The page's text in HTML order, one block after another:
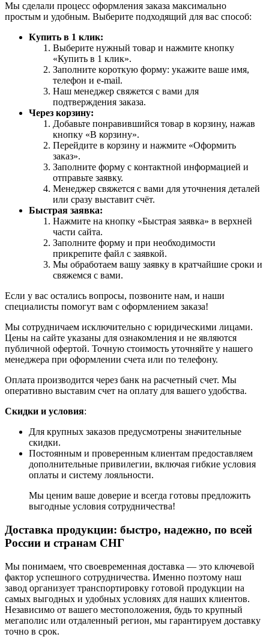
Мы сделали процесс оформления заказа максимально
простым и удобным. Выберите подходящий для вас способ:
Купить в 1 клик:
Выберите нужный товар и нажмите кнопку
«Купить в 1 клик».
Заполните короткую форму: укажите ваше имя,
телефон и e-mail.
Наш менеджер свяжется с вами для
подтверждения заказа.
Через корзину:
Добавьте понравившийся товар в корзину, нажав
кнопку «В корзину».
Перейдите в корзину и нажмите «Оформить
заказ».
Заполните форму с контактной информацией и
отправьте заявку.
Менеджер свяжется с вами для уточнения деталей
или сразу выставит счёт.
Быстрая заявка:
Нажмите на кнопку «Быстрая заявка» в верхней
части сайта.
Заполните форму и при необходимости
прикрепите файл с заявкой.
Мы обработаем вашу заявку в кратчайшие сроки и
свяжемся с вами.
Если у вас остались вопросы, позвоните нам, и наши
специалисты помогут вам с оформлением заказа!
Мы сотрудничаем исключительно с юридическими лицами.
Цены на сайте указаны для ознакомления и не являются
публичной офертой. Точную стоимость уточняйте у нашего
менеджера при оформлении счета или по телефону.
Оплата производится через банк на расчетный счет. Мы
оперативно выставим счет на оплату для вашего удобства.
Скидки и условия:
Для крупных заказов предусмотрены значительные
скидки.
Постоянным и проверенным клиентам предоставляем
дополнительные привилегии, включая гибкие условия
оплаты и систему лояльности.
Мы ценим ваше доверие и всегда готовы предложить
выгодные условия сотрудничества!
Доставка продукции: быстро, надежно, по всей
России и странам СНГ
Мы понимаем, что своевременная доставка — это ключевой
фактор успешного сотрудничества. Именно поэтому наш
завод организует транспортировку готовой продукции на
самых выгодных и удобных условиях для наших клиентов.
Независимо от вашего местоположения, будь то крупный
мегаполис или отдаленный регион, мы гарантируем доставку
точно в срок.